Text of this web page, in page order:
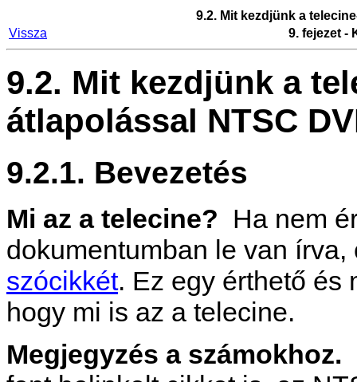
9.2. Mit kezdjünk a
Vissza
9. fejezet -
9.2. Mit kezdjünk a
átlapolással NTSC
9.2.1. Bevezetés
Mi az a telecine? Ha nem
dokumentumban le van
szócikkét. Ez egy érthető és
hogy mi is az a telecine.
Megjegyzés a számokhoz.